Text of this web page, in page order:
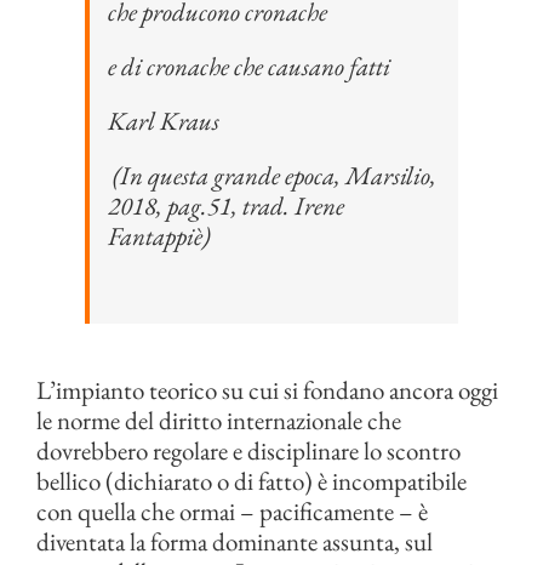
che producono cronache
e di cronache che causano fatti
Karl Kraus
(In questa grande epoca, Marsilio,
2018, pag.51, trad. Irene
Fantappiè)
L’impianto teorico su cui si fondano ancora oggi
le norme del diritto internazionale che
dovrebbero regolare e disciplinare lo scontro
bellico (dichiarato o di fatto) è incompatibile
con quella che ormai – pacificamente – è
diventata la forma dominante assunta, sul